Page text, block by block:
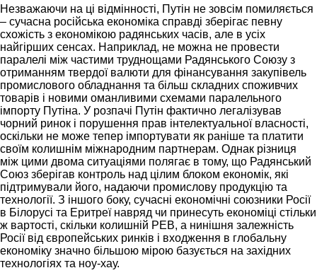
Незважаючи на ці відмінності, Путін не зовсім помиляється
– сучасна російська економіка справді зберігає певну
схожість з економікою радянських часів, але в усіх
найгірших сенсах. Наприклад, не можна не провести
паралелі між частими труднощами Радянського Союзу з
отриманням твердої валюти для фінансування закупівель
промислового обладнання та більш складних споживчих
товарів і новими оманливими схемами паралельного
імпорту Путіна. У розпачі Путін фактично легалізував
чорний ринок і порушення прав інтелектуальної власності,
оскільки не може тепер імпортувати як раніше та платити
своїм колишнім міжнародним партнерам. Однак різниця
між цими двома ситуаціями полягає в тому, що Радянський
Союз зберігав контроль над цілим блоком економік, які
підтримували його, надаючи промислову продукцію та
технології. З іншого боку, сучасні економічні союзники Росії
в Білорусі та Еритреї навряд чи принесуть економіці стільки
ж вартості, скільки колишній РЕВ, а нинішня залежність
Росії від європейських ринків і входження в глобальну
економіку значно більшою мірою базується на західних
технологіях та ноу-хау.